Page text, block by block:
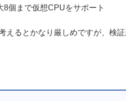
8個まで仮想CPUをサポート
えるとかなり厳しめですが、検